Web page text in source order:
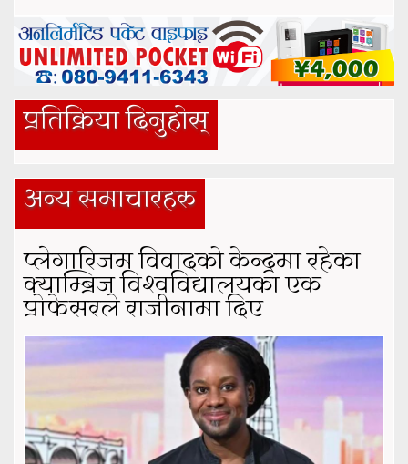
प्रतिक्रिया दिनुहोस्
अन्य समाचारहरु
प्लेगारिजम विवादको केन्द्रमा रहेका
क्याम्ब्रिज विश्वविद्यालयका एक
प्रोफेसरले राजीनामा दिए